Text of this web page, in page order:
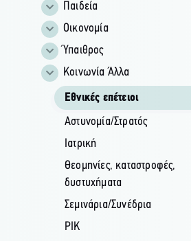
Παιδεία
Οικονομία
Ύπαιθρος
Κοινωνία Άλλα
Εθνικές επέτειοι
Αστυνομία/Στρατός
Ιατρική
Θεομηνίες, καταστροφές,
δυστυχήματα
Σεμινάρια/Συνέδρια
ΡΙΚ